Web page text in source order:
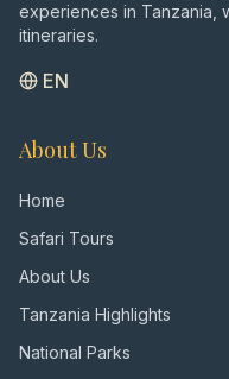
experiences in Tanzania,
itineraries.
EN
About Us
Home
Safari Tours
About Us
Tanzania Highlights
National Parks